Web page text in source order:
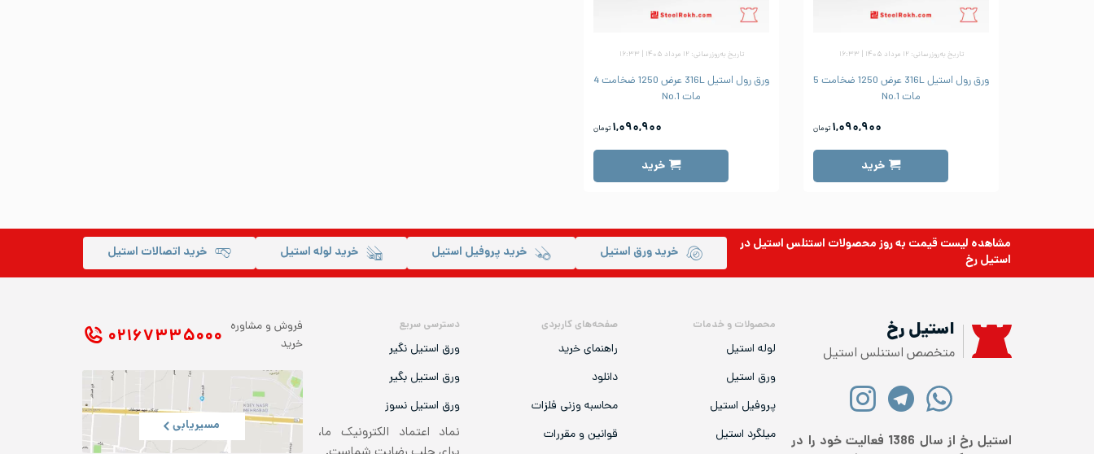
تاریخ به‌روزرسانی: ۱۲ مرداد ۱۴۰۵ | ۱۶:۳۳
ورق رول استیل 316L عرض 1250 ضخامت 5
مات No.1
۱,۰۹۰,۹۰۰ تومان
خرید
تاریخ به‌روزرسانی: ۱۲ مرداد ۱۴۰۵ | ۱۶:۳۳
ورق رول استیل 316L عرض 1250 ضخامت 4
مات No.1
۱,۰۹۰,۹۰۰ تومان
خرید
مشاهده لیست قیمت به روزمحصولات استنلس استیلدر
استیل رخ
خرید ورق استیل خرید پروفیل استیل خرید لوله استیل خرید اتصالات استیل
استیل رخ
متخصص استنلس استیل
استیل رخ از سال 1386 فعالیت خود را در
محصولات و خدمات
لوله استیل
ورق استیل
پروفیل استیل
میلگرد استیل
صفحه‌های کاربردی
راهنمای خرید
دانلود
محاسبه وزنی فلزات
قوانین و مقررات
دسترسی سریع
ورق استیل نگیر
ورق استیل بگیر
ورق استیل نسوز
نماد اعتماد الکترونیک ما،
فروش و مشاوره
خرید
۰۲۱ ۶۷۳۳۵۰۰۰
مسیریابی